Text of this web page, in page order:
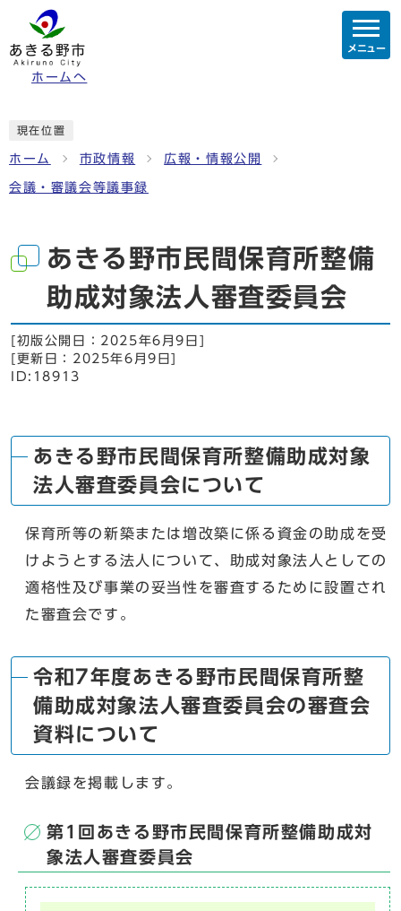
ホームへ
メニュー
現在位置
ホーム 市政情報 広報・情報公開
会議・審議会等議事録
あきる野市民間保育所整備
助成対象法人審査委員会
[初版公開日： 2025年6月9日
[更新日： 2025年6月9日
ID:18913
あきる野市民間保育所整備助成対象
法人審査委員会について
保育所等の新築または増改築に係る資金の助成を受
けようとする法人について、助成対象法人としての
適格性及び事業の妥当性を審査するために設置され
た審査会です。
令和7年度あきる野市民間保育所整
備助成対象法人審査委員会の審査会
資料について
会議録を掲載します。
第1回あきる野市民間保育所整備助成対
象法人審査委員会